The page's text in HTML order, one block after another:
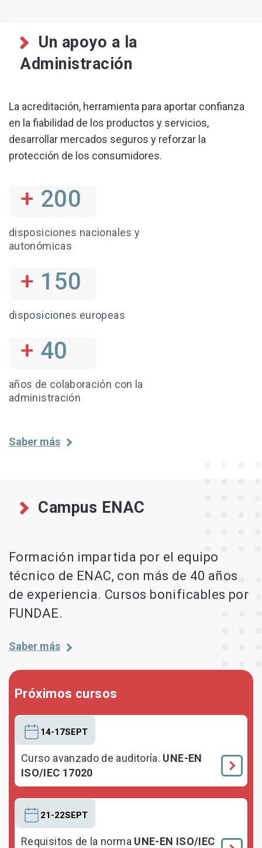
Un apoyo a la
Administración
La acreditación, herramienta para aportar confianza
en la fiabilidad de los productos y servicios,
desarrollar mercados seguros y reforzar la
protección de los consumidores.
+ 200
disposiciones nacionales y
autonómicas
+ 150
disposiciones europeas
+ 40
años de colaboración con la
administración
Saber más
Campus ENAC
Formación impartida por el equipo
técnico de ENAC, con más de 40 años
de experiencia. Cursos bonificables por
FUNDAE.
Saber más
Próximos cursos
14-17SEPT
Curso avanzado de auditoría. UNE-EN
ISO/IEC 17020
21-22SEPT
Requisitos de la norma UNE-EN ISO/IEC